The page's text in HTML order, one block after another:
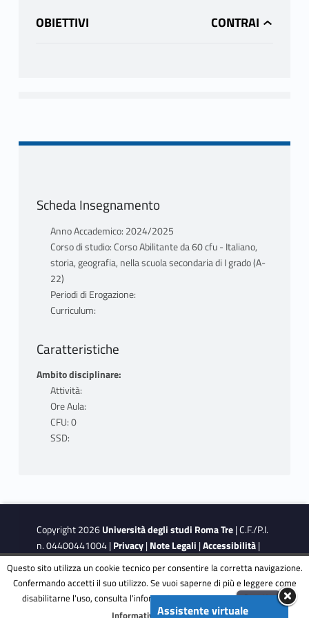
OBIETTIVI
Scheda Insegnamento
Anno Accademico: 2024/2025
Corso di studio: Corso Abilitante da 60 cfu - Italiano,
storia, geografia, nella scuola secondaria di I grado (A-
22)
Periodi di Erogazione:
Curriculum:
Caratteristiche
Ambito disciplinare:
Attività:
Ore Aula:
CFU: 0
SSD:
Copyright 2026Università degli studi Roma Tre| C.F./P.I.
n. 04400441004 |Privacy|Note Legali |Accessibilità|
Obiettivi di accessibilità
| Dichiarazione di accessibilità
Assistente virtuale
This site is protected by reCAPTCHA and the GooglePrivacy
Questo sito utilizza un cookie tecnico per consentire la corretta navigazione.
Confermando accetti il suo utilizzo. Se vuoi saperne di più e leggere come
disabilitarne l'uso, consulta l'informativa estesa.ENG
Accetta
Informativa completa